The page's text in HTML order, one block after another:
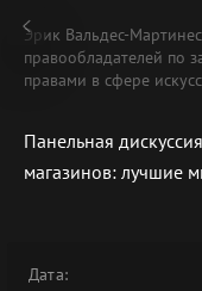
В АРХИВЕ
Эрик Вальдес-
правообладателей по
правами в сфере
Панельная
магазинов: лучшие
Дата: